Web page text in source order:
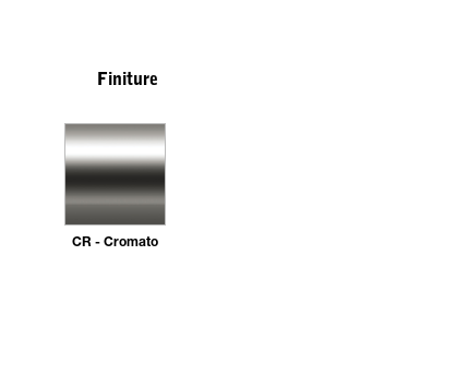
Finiture
CR - Cromato